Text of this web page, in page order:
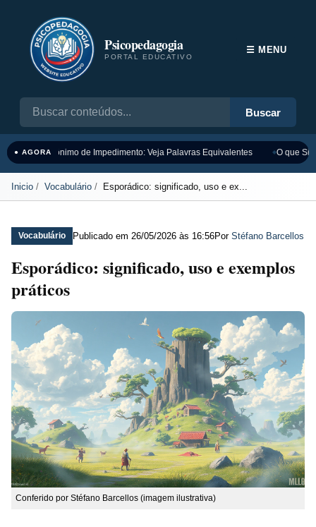
Psicopedagogia
PORTAL EDUCATIVO
Buscar
☰ MENU
● AGORASinônimo de Impedimento: Veja Palavras Equivalentes O que
Inicio Vocabulário Esporádico: significado, uso e ex...
Vocabulário Publicado em 26/05/2026 às 16:56Por Stéfano Barcellos
Esporádico: significado, uso e exemplos
práticos
Conferido por Stéfano Barcellos (imagem ilustrativa)